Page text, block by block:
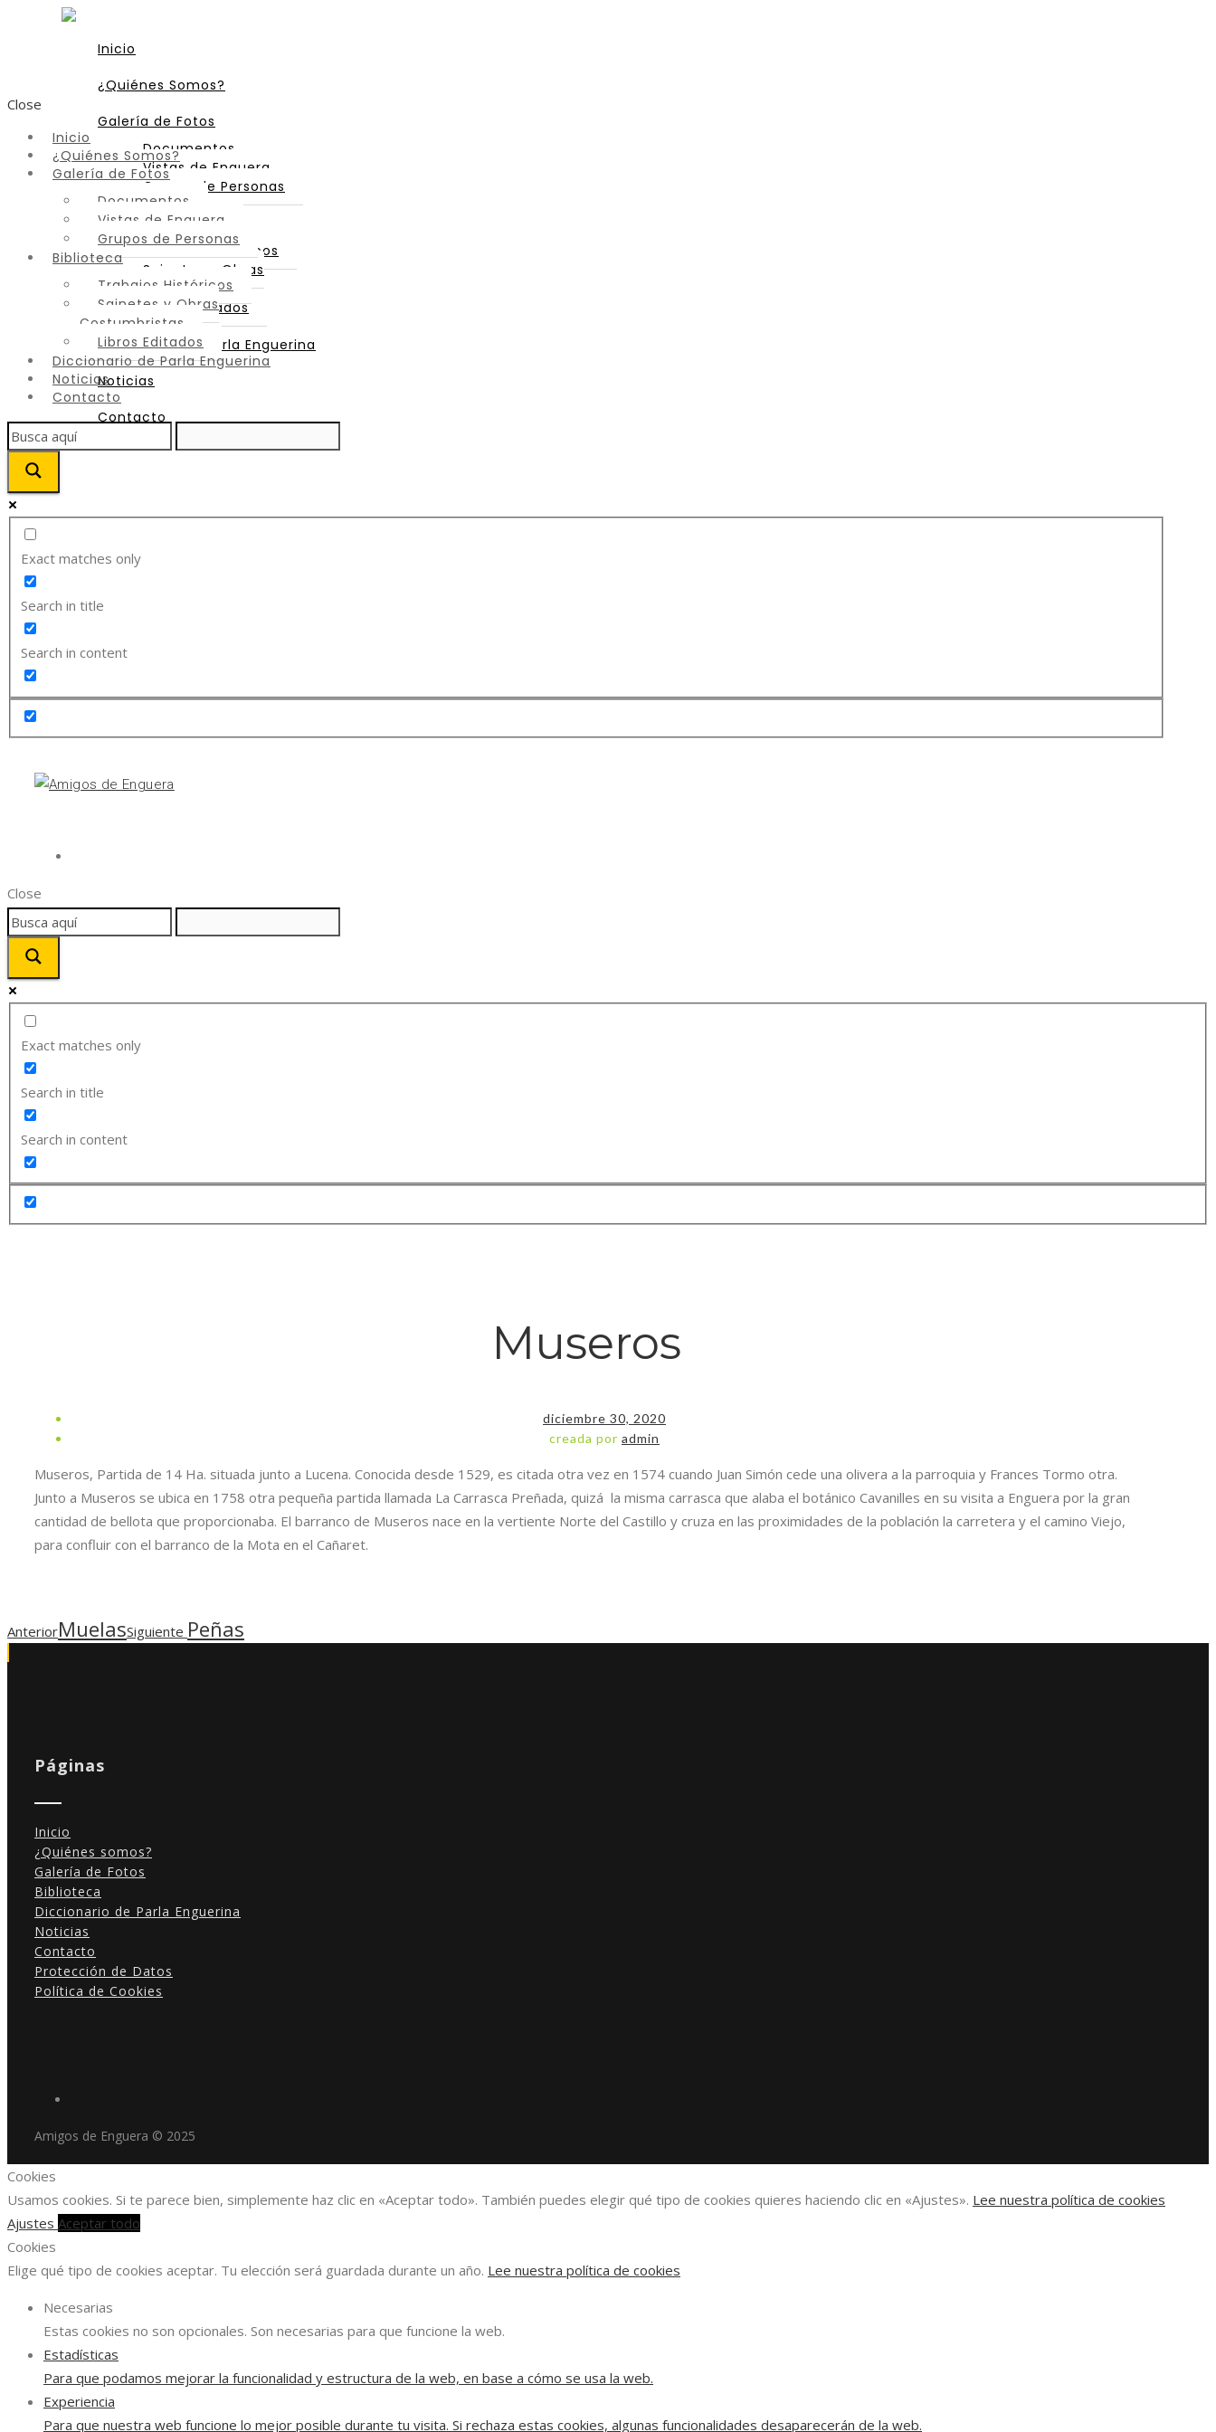
Inicio
¿Quiénes Somos?
Galería de Fotos
Documentos
Vistas de Enguera
Grupos de Personas
Biblioteca
Trabajos Históricos
Sainetes y Obras
Costumbristas
Libros Editados
Diccionario de Parla Enguerina
Noticias
Contacto
Close
Inicio
¿Quiénes Somos?
Galería de Fotos
Documentos
Vistas de Enguera
Grupos de Personas
Biblioteca
Trabajos Históricos
Sainetes y Obras
Costumbristas
Libros Editados
Diccionario de Parla Enguerina
Noticias
Contacto
Exact matches only
Search in title
Search in content
Close
Exact matches only
Search in title
Search in content
Museros
diciembre 30, 2020
creada por admin
Museros, Partida de 14 Ha. situada junto a Lucena. Conocida desde 1529, es citada otra vez en 1574 cuando Juan Simón cede una olivera a la parroquia y Frances Tormo otra.
Junto a Museros se ubica en 1758 otra pequeña partida llamada La Carrasca Preñada, quizá la misma carrasca que alaba el botánico Cavanilles en su visita a Enguera por la gran
cantidad de bellota que proporcionaba. El barranco de Museros nace en la vertiente Norte del Castillo y cruza en las proximidades de la población la carretera y el camino Viejo,
para confluir con el barranco de la Mota en el Cañaret.
AnteriorMuelasSiguiente Peñas
Páginas
Inicio
¿Quiénes somos?
Galería de Fotos
Biblioteca
Diccionario de Parla Enguerina
Noticias
Contacto
Protección de Datos
Política de Cookies
Amigos de Enguera © 2025
Cookies
Usamos cookies. Si te parece bien, simplemente haz clic en «Aceptar todo». También puedes elegir qué tipo de cookies quieres haciendo clic en «Ajustes». Lee nuestra política de cookies
Ajustes Aceptar todo
Cookies
Elige qué tipo de cookies aceptar. Tu elección será guardada durante un año. Lee nuestra política de cookies
Necesarias
Estas cookies no son opcionales. Son necesarias para que funcione la web.
Estadísticas
Para que podamos mejorar la funcionalidad y estructura de la web, en base a cómo se usa la web.
Experiencia
Para que nuestra web funcione lo mejor posible durante tu visita. Si rechaza estas cookies, algunas funcionalidades desaparecerán de la web.